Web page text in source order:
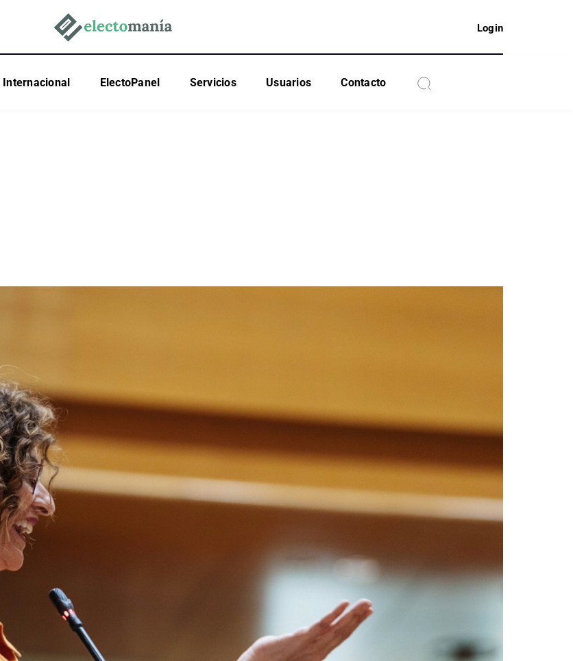
Login
Internacional ElectoPanel Servicios Usuarios Contacto